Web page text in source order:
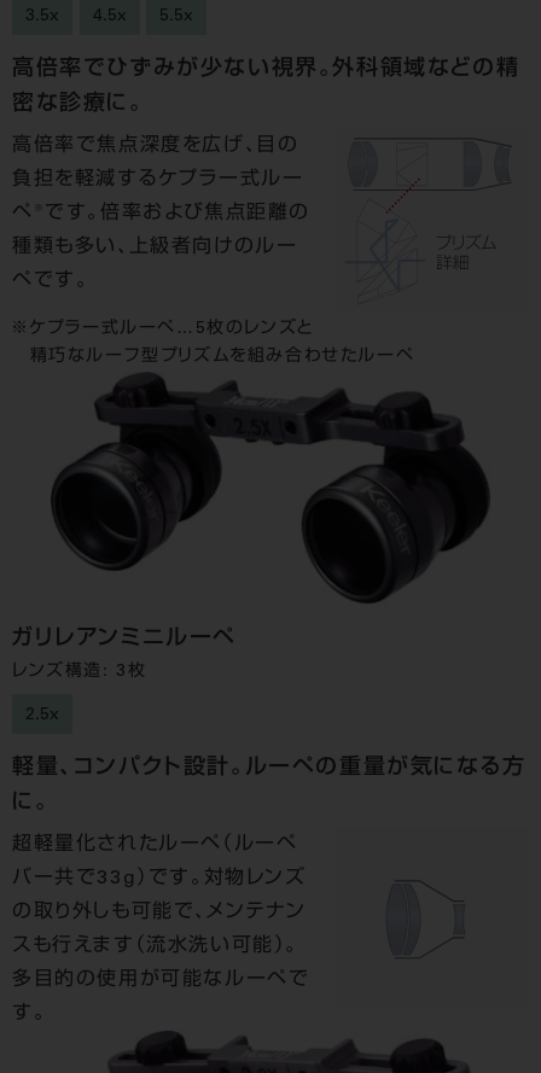
3.5x 4.5x 5.5x
高倍率でひずみが少ない視界。外科領域などの精
密な診療に。
高倍率で焦点深度を広げ、目の
負担を軽減するケプラー式ルー
ペ
です。倍率および焦点距離の
種類も多い、上級者向けのルー
ペです。
ケプラー式ルーペ…5枚のレンズと
精巧なルーフ型プリズムを組み合わせたルーペ
ガリレアンミニルーペ
レンズ構造: 3枚
2.5x
軽量、コンパクト設計。ルーペの重量が気になる方
に。
超軽量化されたルーペ（ルーペ
バー共で33g）です。対物レンズ
の取り外しも可能で、メンテナン
スも行えます（流水洗い可能）。
多目的の使用が可能なルーペで
す。